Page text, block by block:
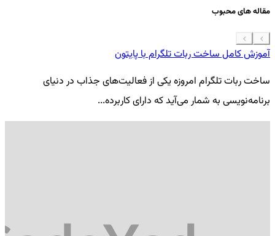
مقاله های محبوب
آموزش کامل ساخت ربات تلگرام با پایتون
ساخت ربات تلگرام امروزه یکی از فعالیت‌های جذاب در دنیای
برنامه‌نویسی به شمار می‌آید که دارای کاربرده...